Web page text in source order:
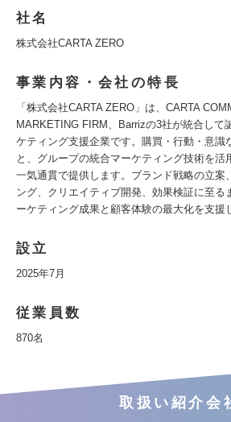
社名
株式会社CARTA ZERO
事業内容・会社の特長
「株式会社CARTA ZERO」は、CARTA
MARKETING FIRM、Barrizの3社が統合して
ケティング支援企業です。購買・行動・意識
と、グループの統合マーケティング技術を活
一気通貫で提供します。ブランド戦略の立案
ング、クリエイティブ開発、効果検証に至る
ーケティング成果と顧客体験の最大化を支援
設立
2025年7月
従業員数
870名
取扱い紹介会